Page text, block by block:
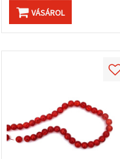
gombra
kattintva.
Fogadja
VÁSÁROL